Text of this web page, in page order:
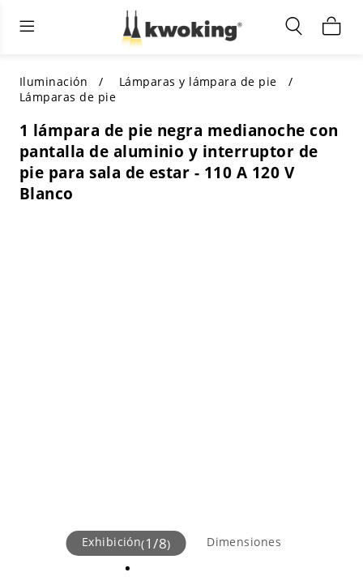
Muebles de sala de estar
TODOS LOS MUEBLES DE SALÓN
SELECCIONES DESTACADAS
COMPRAR POR ESTILO
Iluminación interior
Comprar por categoría
COMPRAR POR ESTILO
Shop by Colors
Iluminación exterior
TODA LA ILUMINACIÓN PARA
OTROS ESPACIOS
COMPRAR POR CATEGORÍA
COMPRAR POR ESTILO
Iluminación
Lámparas y lámpara de pie
Lámparas de pie
1 lámpara de pie negra medianoche con
pantalla de aluminio y interruptor de
pie para sala de estar - 110 A 120 V
Blanco
Exhibición(1/8) Dimensiones